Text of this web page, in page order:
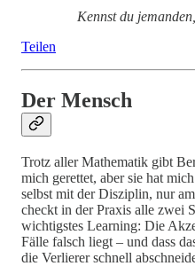
Kennst du
Teilen
Der Mensch
Trotz aller Mathematik gibt
mich gerettet, aber sie hat
selbst mit der Disziplin, nur
checkt in der Praxis alle zwei
wichtigstes Learning: Die
Fälle falsch liegt – und dass
die Verlierer schnell